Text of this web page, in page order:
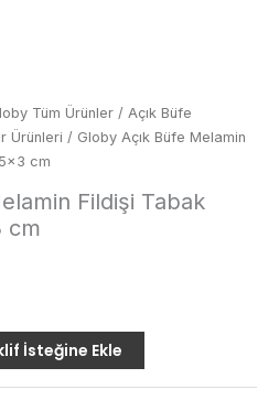
Tüm Ürünler / Açık Büfe
Ürünleri / Globy Açık Büfe Melamin
cm
Fildişi Tabak
cm
İsteğine Ekle